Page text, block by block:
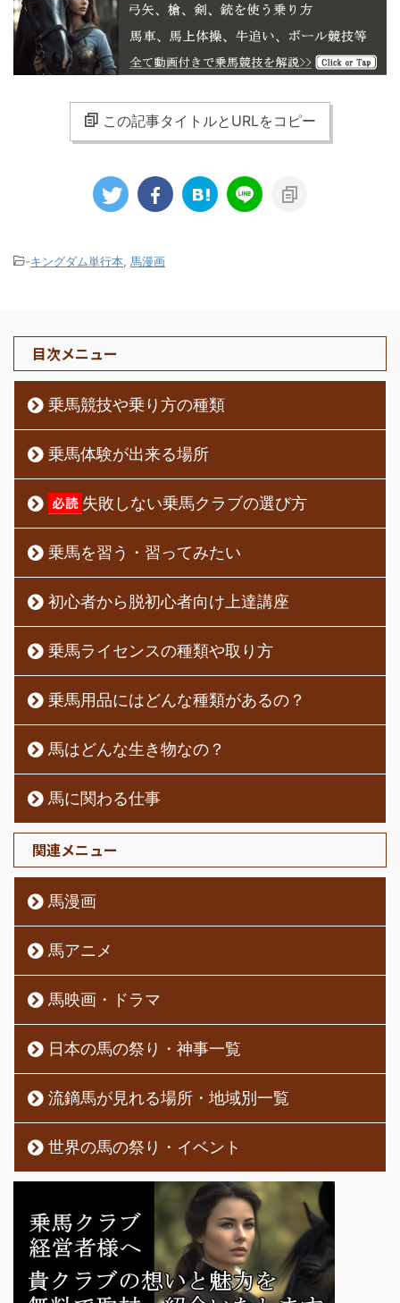
この記事タイトルとURLをコピー
-キングダム単行本 馬漫画
目次メニュー
乗馬競技や乗り方の種類
乗馬体験が出来る場所
失敗しない乗馬クラブの選び方
乗馬を習う・習ってみたい
初心者から脱初心者向け上達講座
乗馬ライセンスの種類や取り方
乗馬用品にはどんな種類があるの？
馬はどんな生き物なの？
馬に関わる仕事
関連メニュー
馬漫画
馬アニメ
馬映画・ドラマ
日本の馬の祭り・神事一覧
流鏑馬が見れる場所・地域別一覧
世界の馬の祭り・イベント